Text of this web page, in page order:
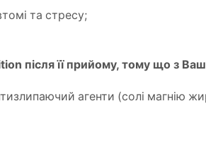
та стресу;
після її прийому, тому що з
агенти (солі магнію